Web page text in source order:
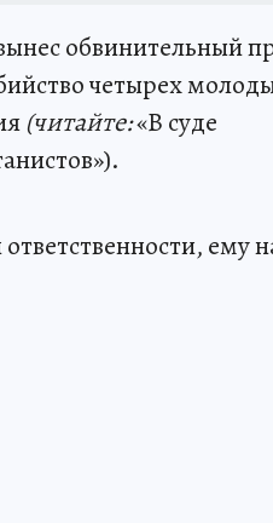
обвинительный
четырех
(читайте:«В суде
ему